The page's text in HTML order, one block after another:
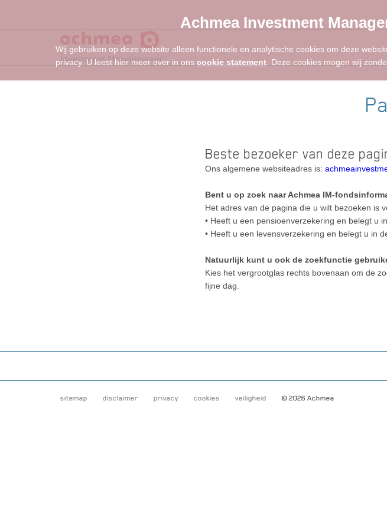
Achmea Investment
Wij gebruiken op deze website alleen functionele en analytische cookies om deze
privacy. U leest hier meer over in onscookie statement . Deze cookies mogen wij
Beste bezoeker van deze
Ons algemene websiteadres is:
Bent u op zoek naar Achmea IM-
Het adres van de pagina die u wilt bezoeken is
• Heeft u een pensioenverzekering en belegt u
• Heeft u een levensverzekering en belegt u in
Natuurlijk kunt u ook de zoekfunctie
Kies het vergrootglas rechts bovenaan om de
fijne dag.
sitemap disclaimer privacy cookies veiligheid © 2026 Achmea